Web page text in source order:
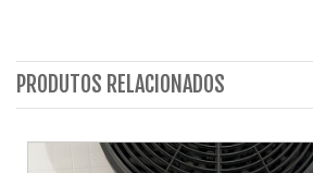
PRODUTOS RELACIONADOS